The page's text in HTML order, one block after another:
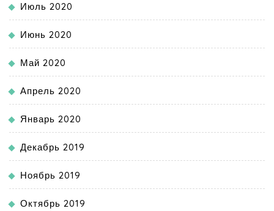
Июль 2020
Июнь 2020
Май 2020
Апрель 2020
Январь 2020
Декабрь 2019
Ноябрь 2019
Октябрь 2019